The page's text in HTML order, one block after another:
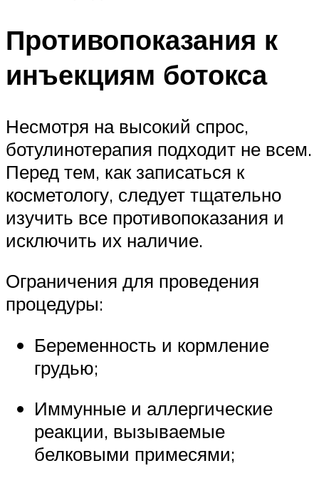
Противопоказания к
инъекциям ботокса
Несмотря на высокий спрос,
ботулинотерапия подходит не всем.
Перед тем, как записаться к
косметологу, следует тщательно
изучить все противопоказания и
исключить их наличие.
Ограничения для проведения
процедуры:
Беременность и кормление
грудью;
Иммунные и аллергические
реакции, вызываемые
белковыми примесями;